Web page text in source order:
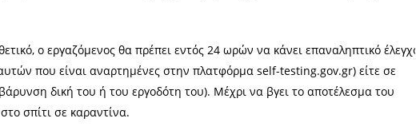
ο εργαζόμενος θα πρέπει εντός 24 ωρών να κάνει επαναληπτικό έλεγχο
που είναι αναρτημένες στην πλατφόρμα self-testing.gov.gr) είτε σε
δική του ή του εργοδότη του). Μέχρι να βγει το αποτέλεσμα του
σπίτι σε καραντίνα.